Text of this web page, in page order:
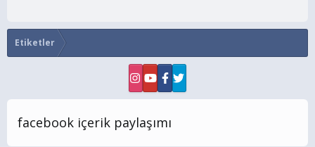
Etiketler
facebook içerik paylaşımı